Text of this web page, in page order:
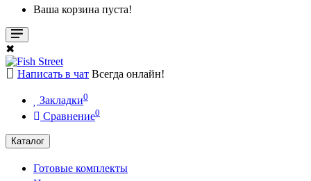
Ваша корзина пуста!
✖
Написать в чат Всегда онлайн!
Закладки0
Сравнение0
Каталог
Готовые комплекты